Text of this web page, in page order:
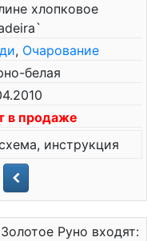
хлопковое
, Очарование
белая
в продаже
инструкция
Руно входят: